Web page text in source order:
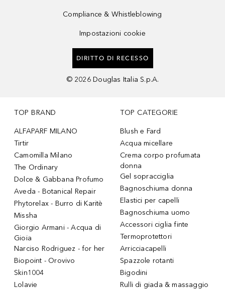
Compliance & Whistleblowing
Impostazioni cookie
DIRITTO DI RECESSO
© 2026 Douglas Italia S.p.A.
TOP BRAND
ALFAPARF MILANO
Tirtir
Camomilla Milano
The Ordinary
Dolce & Gabbana Profumo
Aveda - Botanical Repair
Phytorelax - Burro di Karitè
Missha
Giorgio Armani - Acqua di
Gioia
Narciso Rodriguez - for her
Biopoint - Orovivo
Skin1004
Lolavie
TOP CATEGORIE
Blush e Fard
Acqua micellare
Crema corpo profumata
donna
Gel sopracciglia
Bagnoschiuma donna
Elastici per capelli
Bagnoschiuma uomo
Accessori ciglia finte
Termoprotettori
Arricciacapelli
Spazzole rotanti
Bigodini
Rulli di giada & massaggio